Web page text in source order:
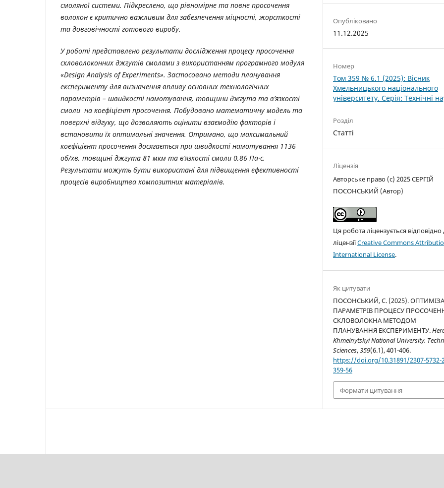
смоляної системи. Підкреслено, що рівномірне та повне просочення
волокон є критично важливим для забезпечення міцності, жорсткості
та довговічності готового виробу.
У роботі представлено результати дослідження процесу просочення
скловолоконних джгутів смолами з використанням програмного модуля
«Design Analysis of Experiments». Застосовано методи планування
експерименту для визначення впливу основних технологічних
параметрів – швидкості намотування, товщини джгута та в’язкості
смоли на коефіцієнт просочення. Побудовано математичну модель та
поверхні відгуку, що дозволяють оцінити взаємодію факторів і
встановити їх оптимальні значення. Отримано, що максимальний
коефіцієнт просочення досягається при швидкості намотування 1136
об/хв, товщині джгута 81 мкм та в’язкості смоли 0,86 Па·с.
Результати можуть бути використані для підвищення ефективності
процесів виробництва композитних матеріалів.
Опубліковано
11.12.2025
Номер
Том 359 № 6.1 (2025): Вісник
Хмельницького національного
університету. Серія: Технічні
Розділ
Статті
Ліцензія
Авторське право (c) 2025 СЕРГІЙ
ПОСОНСЬКИЙ (Автор)
Ця робота ліцензується відповідно
ліцензіїCreative Commons
International License.
Як цитувати
ПОСОНСЬКИЙ, С. (2025).
ПАРАМЕТРІВ ПРОЦЕСУ
СКЛОВОЛОКНА МЕТОДОМ
ПЛАНУВАННЯ ЕКСПЕРИМЕНТУ.
Khmelnytskyi National University.
Sciences,359(6.1), 401-406.
https://doi.org/10.31891/2307-5732-
359-56
Формати цитування